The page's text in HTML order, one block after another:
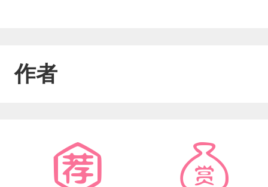
作者